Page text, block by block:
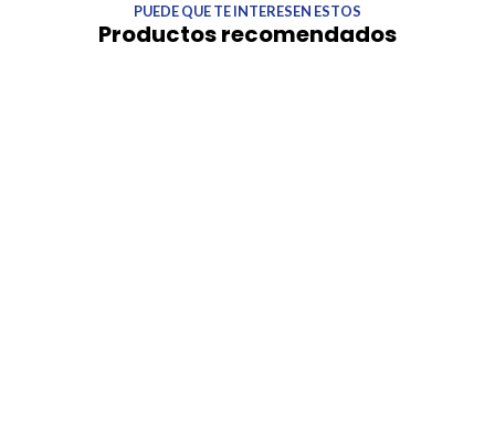
PUEDE QUE TE INTERESEN ESTOS
Productos recomendados